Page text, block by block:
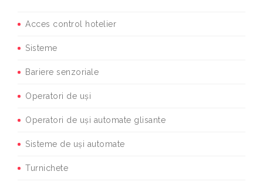
Acces control hotelier
Sisteme
Bariere senzoriale
Operatori de uși
Operatori de uși automate glisante
Sisteme de uși automate
Turnichete